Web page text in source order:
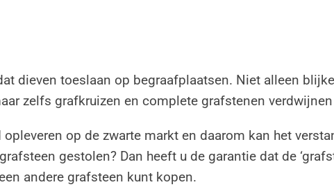
dieven toeslaan op begraafplaatsen. Niet alleen
zelfs grafkruizen en complete grafstenen
op de zwarte markt en daarom kan het
gestolen? Dan heeft u de garantie dat de
andere grafsteen kunt kopen.